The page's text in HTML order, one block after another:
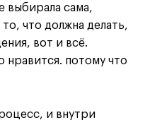
выбирала сама,
что должна делать,
вот и всё.
нравится. потому что
и внутри